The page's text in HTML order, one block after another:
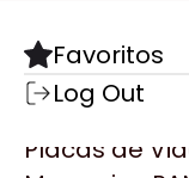
Componentes
Motherboards
Placas de
Todas las
AMD
AULA
Destacadas
Favoritos
Log Out